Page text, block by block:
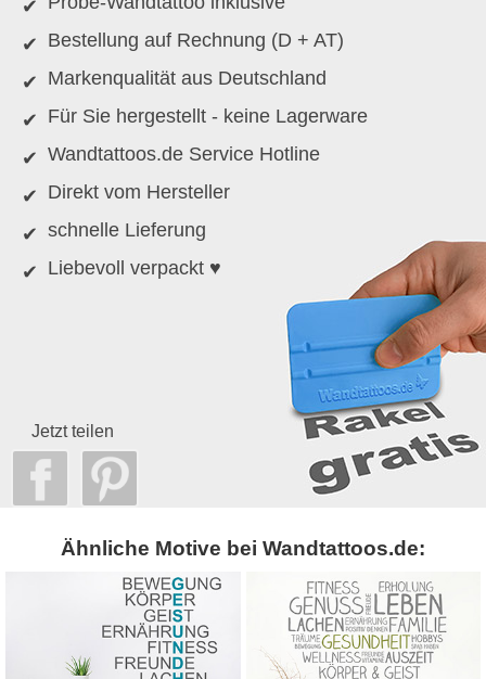
Bestellung auf Rechnung (D + AT)
Markenqualität aus Deutschland
Für Sie hergestellt - keine Lagerware
Wandtattoos.de Service Hotline
Direkt vom Hersteller
schnelle Lieferung
Liebevoll verpackt ♥
Jetzt teilen
Ähnliche Motive bei Wandtattoos.de: